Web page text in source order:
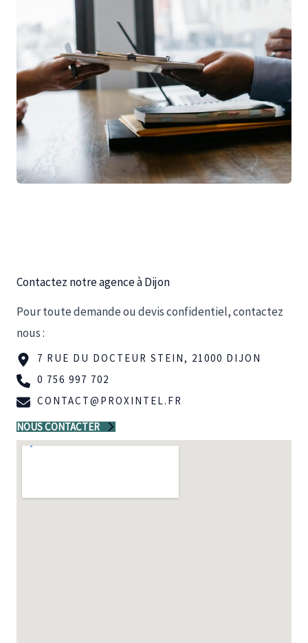
Contactez notre agence à Dijon
Pour toute demande ou devis confidentiel, contactez
nous :
7 RUE DU DOCTEUR STEIN, 21000 DIJON
0 756 997 702
CONTACT@PROXINTEL.FR
NOUS CONTACTER